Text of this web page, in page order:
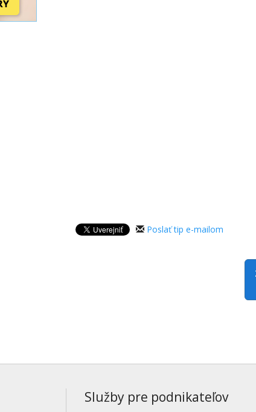
Poslať tip e-mailom
Služby pre podnikateľov